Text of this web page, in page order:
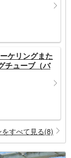
ケリングまた
チューブ（バ
すべて見る(8)